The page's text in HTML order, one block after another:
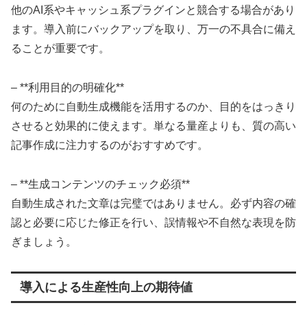
他のAI系やキャッシュ系プラグインと競合する場合があり
ます。導入前にバックアップを取り、万一の不具合に備え
ることが重要です。
– **利用目的の明確化**
何のために自動生成機能を活用するのか、目的をはっきり
させると効果的に使えます。単なる量産よりも、質の高い
記事作成に注力するのがおすすめです。
– **生成コンテンツのチェック必須**
自動生成された文章は完璧ではありません。必ず内容の確
認と必要に応じた修正を行い、誤情報や不自然な表現を防
ぎましょう。
導入による生産性向上の期待値